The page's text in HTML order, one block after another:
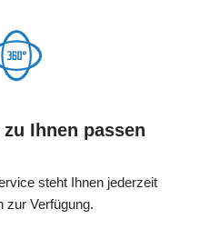
Ihnen passen
steht Ihnen jederzeit
zur Verfügung.